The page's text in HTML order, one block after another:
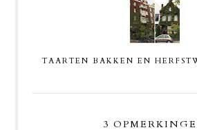
TAARTEN BAKKEN EN
3